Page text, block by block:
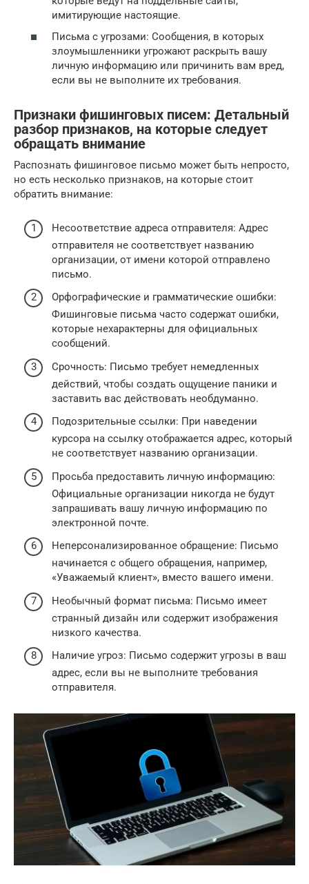
имитирующие настоящие.
Письма с угрозами: Сообщения, в которых
злоумышленники угрожают раскрыть вашу
личную информацию или причинить вам вред,
если вы не выполните их требования.
Признаки фишинговых писем: Детальный
разбор признаков, на которые следует
обращать внимание
Распознать фишинговое письмо может быть непросто,
но есть несколько признаков, на которые стоит
обратить внимание:
Несоответствие адреса отправителя: Адрес
отправителя не соответствует названию
организации, от имени которой отправлено
письмо.
Орфографические и грамматические ошибки:
Фишинговые письма часто содержат ошибки,
которые нехарактерны для официальных
сообщений.
Срочность: Письмо требует немедленных
действий, чтобы создать ощущение паники и
заставить вас действовать необдуманно.
Подозрительные ссылки: При наведении
курсора на ссылку отображается адрес, который
не соответствует названию организации.
Просьба предоставить личную информацию:
Официальные организации никогда не будут
запрашивать вашу личную информацию по
электронной почте.
Неперсонализированное обращение: Письмо
начинается с общего обращения, например,
«Уважаемый клиент», вместо вашего имени.
Необычный формат письма: Письмо имеет
странный дизайн или содержит изображения
низкого качества.
Наличие угроз: Письмо содержит угрозы в ваш
адрес, если вы не выполните требования
отправителя.